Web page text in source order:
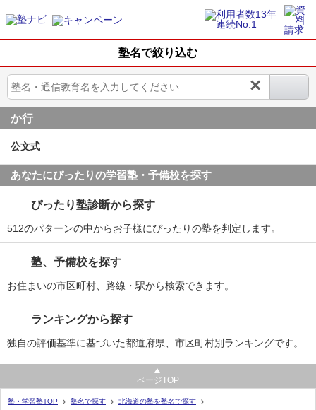
塾名で絞り込む
×
か行
公文式
あなたにぴったりの学習塾・予備校を探す
ぴったり塾診断から探す
512のパターンの中からお子様にぴったりの塾を判定します。
塾、予備校を探す
お住まいの市区町村、路線・駅から検索できます。
ランキングから探す
独自の評価基準に基づいた都道府県、市区町村別ランキングです。
ページTOP
塾・学習塾TOP 塾名で探す
北海道の塾を塾名で探す